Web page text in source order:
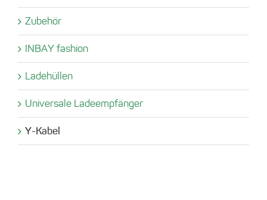
Zubehör
INBAY fashion
Ladehüllen
Universale Ladeempfänger
Y-Kabel